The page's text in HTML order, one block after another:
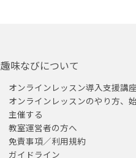
趣味なびについて
オンラインレッスン導入支援講
オンラインレッスンのやり方、
主催する
教室運営者の方へ
免責事項／利用規約
ガイドライン